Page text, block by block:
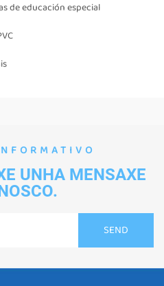
de educación especial
UNHA MENSAXE